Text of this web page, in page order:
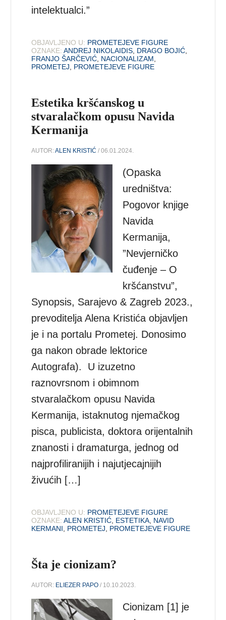
intelektualci.”
OBJAVLJENO U: PROMETEJEVE FIGURE
OZNAKE: ANDREJ NIKOLAIDIS DRAGO BOJIĆ
FRANJO ŠARČEVIĆ NACIONALIZAM
PROMETEJ
PROMETEJEVE FIGURE
Estetika kršćanskog u
stvaralačkom opusu Navida
Kermanija
AUTOR:ALEN KRISTIĆ / 06.01.2024.
(Opaska
uredništva:
Pogovor knjige
Navida
Kermanija,
”Nevjerničko
čuđenje – O
kršćanstvu”,
Synopsis, Sarajevo & Zagreb 2023.,
prevoditelja Alena Kristića objavljen
je i na portalu Prometej. Donosimo
ga nakon obrade lektorice
Autografa). U izuzetno
raznovrsnom i obimnom
stvaralačkom opusu Navida
Kermanija, istaknutog njemačkog
pisca, publicista, doktora orijentalnih
znanosti i dramaturga, jednog od
najprofiliranijih i najutjecajnijih
živućih […]
OBJAVLJENO U: PROMETEJEVE FIGURE
OZNAKE: ALEN KRISTIĆ ESTETIKA NAVID
KERMANI
PROMETEJ PROMETEJEVE FIGURE
Šta je cionizam?
AUTOR: ELIEZER PAPO / 10.10.2023.
Cionizam [1] je